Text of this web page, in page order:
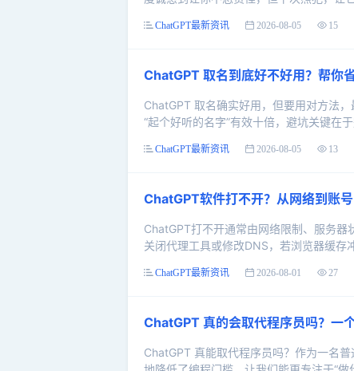
ChatGPT最新资讯 2026-08-05 15
ChatGPT 取名到底好不好用？帮你
ChatGPT 取名确实好用，但要用对方法
“起个好听的名字”有效十倍，避坑关键在
ChatGPT最新资讯 2026-08-05 13
ChatGPT软件打不开？从网络到账
ChatGPT打不开通常由网络限制、服务器
关闭代理工具或修改DNS，若浏览器缓存
ChatGPT最新资讯 2026-08-01 27
ChatGPT 真的会取代程序员吗？一
ChatGPT 真能取代程序员吗？作为一名